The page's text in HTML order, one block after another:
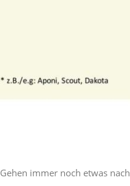
immer noch etwas nach